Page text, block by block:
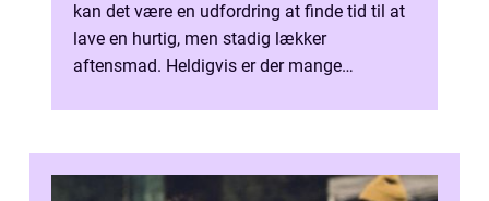
kan det være en udfordring at finde tid til at
lave en hurtig, men stadig lækker
aftensmad. Heldigvis er der mange